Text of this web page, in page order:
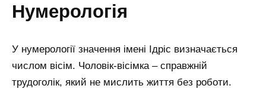
нумерологія
У нумерології значення імені Ідріс визначається
числом вісім. Чоловік-вісімка – справжній
трудоголік, який не мислить життя без роботи.